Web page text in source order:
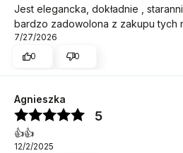
Jest elegancka, dokładnie ,
bardzo zadowolona z zakupu tych
7/27/2026
0
0
Agnieszka
5
👍️👍️
12/2/2025